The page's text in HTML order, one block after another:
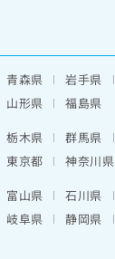
青森県 岩手県
山形県
福島県
栃木県 群馬県
東京都 神奈川県
富山県 石川県
岐阜県 静岡県